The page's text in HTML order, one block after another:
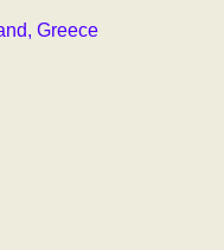
Greece